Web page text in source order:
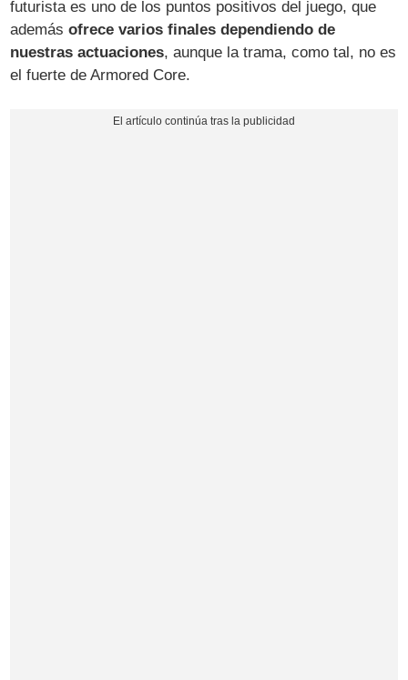
futurista es uno de los puntos positivos del juego, que
ademásofrece varios finales dependiendo de
nuestras actuaciones, aunque la trama, como tal, no es
el fuerte de Armored Core.